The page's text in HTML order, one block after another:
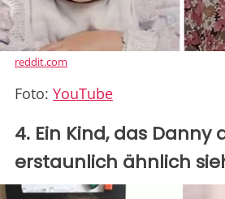
reddit.com
Foto: YouTube
4. Ein Kind, das Danny
erstaunlich ähnlich